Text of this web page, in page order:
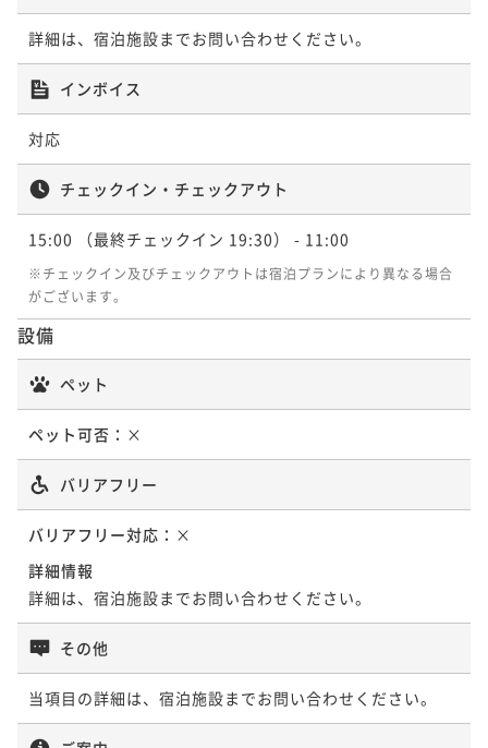
2名
【連泊割★2食付】《清掃なし》ECOプラン～阿寒の森
を満喫、非日常にどっぷり浸かる旅
二食付き 事前決済可
IN 15:00 - 19:45 OUT11:00
ポイント即利用で
2名 ¥ 114,532 ~
詳細は、宿泊施設までお問い合わせください。
インボイス
対応
チェックイン・チェックアウト
15:00 （最終チェックイン 19:30） - 11:00
※チェックイン及びチェックアウトは宿泊プランにより異なる場合
がございます。
設備
ペット
ペット可否： ×
バリアフリー
バリアフリー対応： ×
詳細情報
詳細は、宿泊施設までお問い合わせください。
その他
当項目の詳細は、宿泊施設までお問い合わせください。